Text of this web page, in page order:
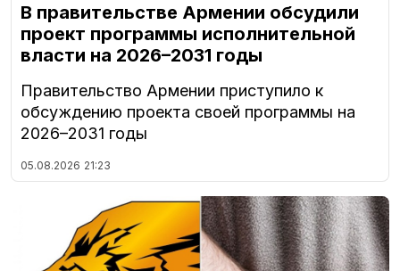
В правительстве Армении обсудили
проект программы исполнительной
власти на 2026–2031 годы
Правительство Армении приступило к
обсуждению проекта своей программы на
2026–2031 годы
05.08.2026 21:23